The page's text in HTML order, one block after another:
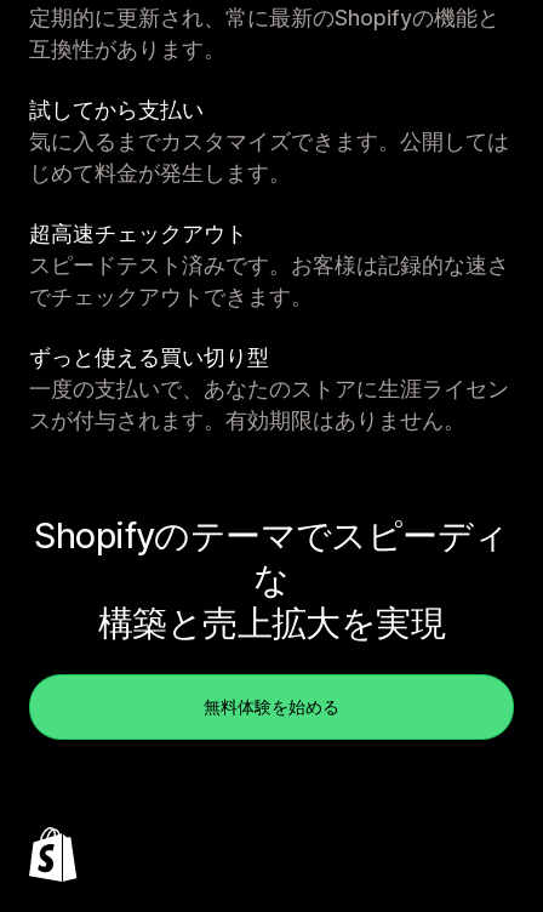
定期的に更新され、常に最新のShopifyの機能と
互換性があります。
試してから支払い
気に入るまでカスタマイズできます。公開しては
じめて料金が発生します。
超高速チェックアウト
スピードテスト済みです。お客様は記録的な速さ
でチェックアウトできます。
ずっと使える買い切り型
一度の支払いで、あなたのストアに生涯ライセン
スが付与されます。有効期限はありません。
Shopifyのテーマでスピーディ
な
構築と売上拡大を実現
無料体験を始める